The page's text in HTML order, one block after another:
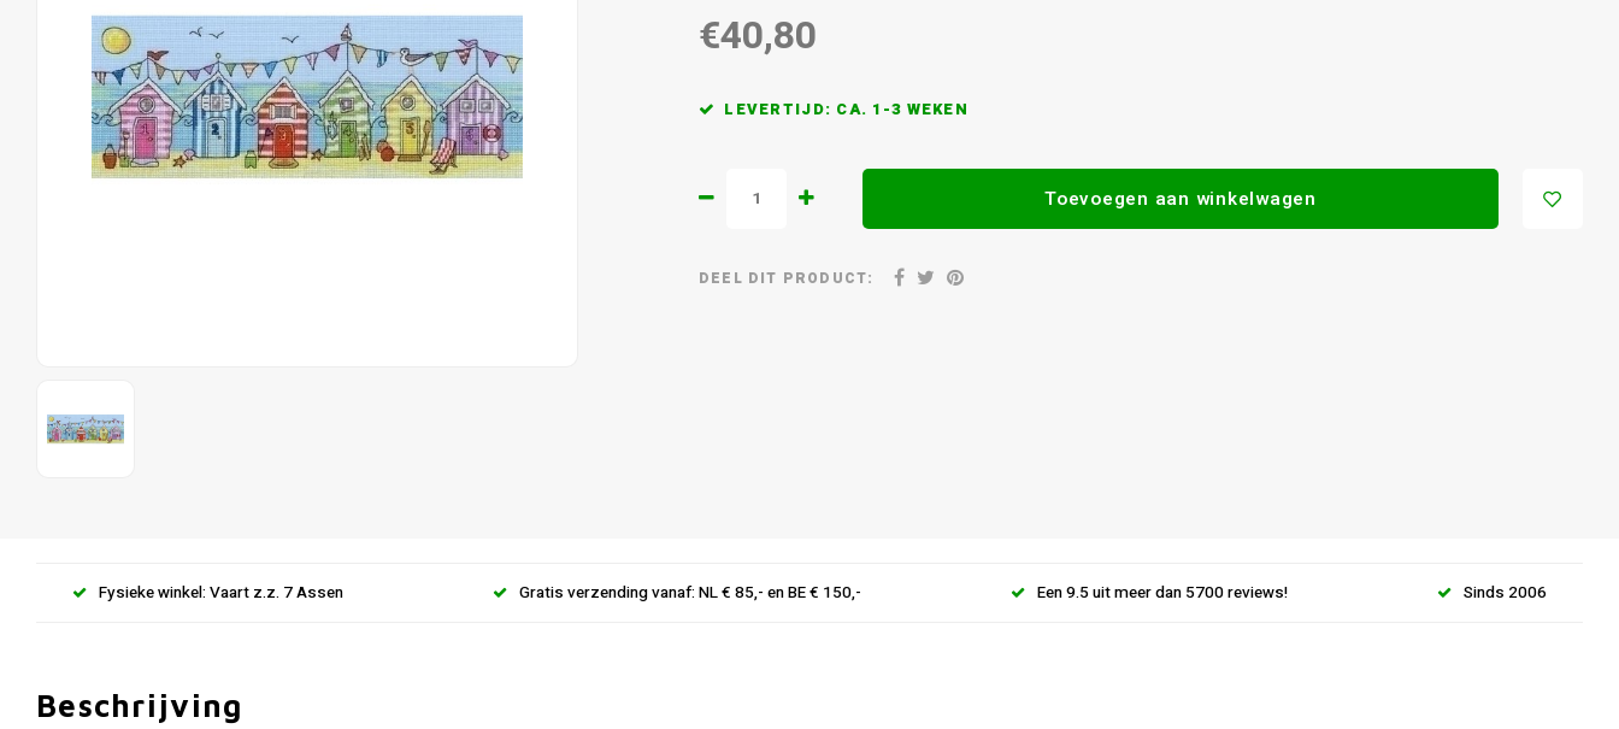
€40,80
LEVERTIJD: CA. 1-3 WEKEN
Toevoegen aan winkelwagen
DEEL DIT PRODUCT:
Fysieke winkel: Vaart z.z. 7 Assen Gratis verzending vanaf: NL € 85,- en BE € 150,- Een 9.5 uit meer dan 5700 reviews! Sinds 2006
Beschrijving